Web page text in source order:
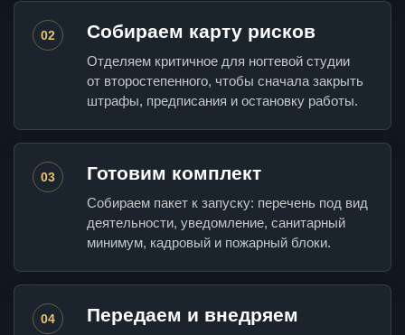
02 Собираем карту рисков
Отделяем критичное для ногтевой студии
от второстепенного, чтобы сначала закрыть
штрафы, предписания и остановку работы.
03 Готовим комплект
Собираем пакет к запуску: перечень под вид
деятельности, уведомление, санитарный
минимум, кадровый и пожарный блоки.
04 Передаем и внедряем